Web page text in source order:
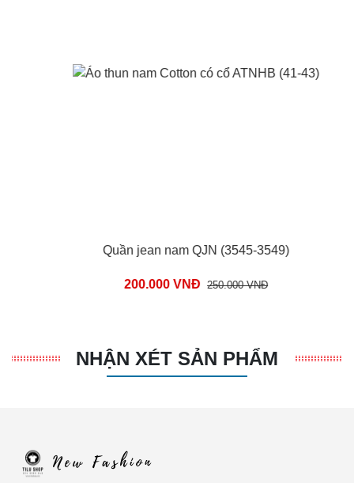
Quần jean nam QJN (3545-3549)
200.000 VNĐ 250.000 VNĐ
NHẬN XÉT SẢN PHẨM